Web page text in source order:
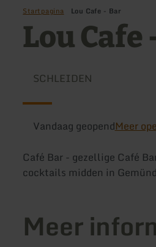
Startpagina Lou Cafe - Bar
Lou Cafe
SCHLEIDEN
Vandaag geopendMeer
Café Bar - gezellige Café
cocktails midden in Gemünd
Meer